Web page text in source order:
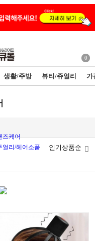
0
생활/주방 뷰티/쥬얼리 가
즈케어
얼리/헤어소품 인기상품순